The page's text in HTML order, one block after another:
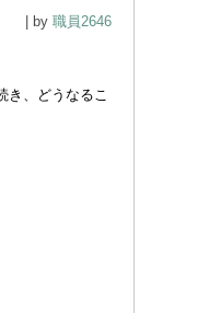
| by 職員2646
き、どうなるこ